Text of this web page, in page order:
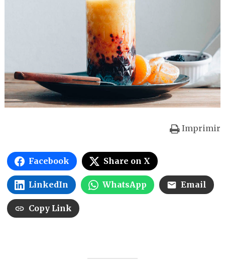
Imprimir
Facebook Share on X
LinkedIn WhatsApp Email
Copy Link